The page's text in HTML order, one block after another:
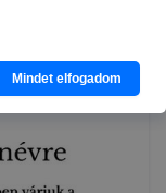
támogatása: 76
Mindet elfogadom